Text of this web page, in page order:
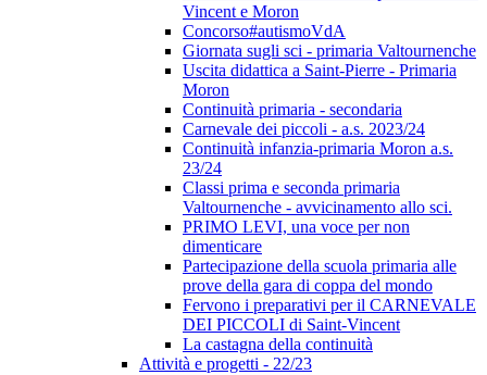
Vincent e Moron
Concorso#autismoVdA
Giornata sugli sci - primaria Valtournenche
Uscita didattica a Saint-Pierre - Primaria
Moron
Continuità primaria - secondaria
Carnevale dei piccoli - a.s. 2023/24
Continuità infanzia-primaria Moron a.s.
23/24
Classi prima e seconda primaria
Valtournenche - avvicinamento allo sci.
PRIMO LEVI, una voce per non
dimenticare
Partecipazione della scuola primaria alle
prove della gara di coppa del mondo
Fervono i preparativi per il CARNEVALE
DEI PICCOLI di Saint-Vincent
La castagna della continuità
Attività e progetti - 22/23